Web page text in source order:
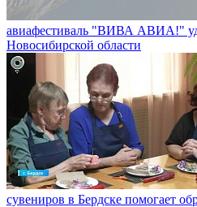
авиафестиваль "ВИВА АВИА!"
Новосибирской области
сувениров в Бердске помогает